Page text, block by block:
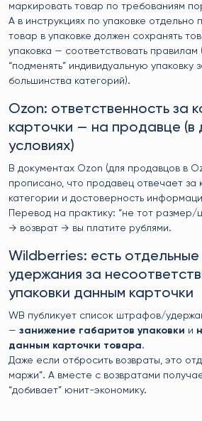
маркировать товар по требованиям
А в инструкциях по упаковке отдельно
товар в упаковке должен сохранять
упаковка — соответствовать правилам
“подменять” индивидуальную упаковку
большинства категорий).
Ozon: ответственность за
карточки — на продавце (в
условиях)
В документах Ozon (для продавцов в
прописано, что продавец отвечает за
категории и достоверность
Перевод на практику: “не тот размер/
→ возврат → вы платите рублями.
Wildberries: есть
удержания за
упаковки данным карточки
WB публикует список штрафов/
— занижение габаритов упаковки и
данным карточки товара.
Даже если отбросить возвраты, это
маржи”. А вместе с возвратами
“добивает” юнит-экономику.